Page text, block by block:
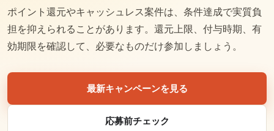
ポイント還元やキャッシュレス案件は、条件達成で実質負
担を抑えられることがあります。還元上限、付与時期、有
効期限を確認して、必要なものだけ参加しましょう。
最新キャンペーンを見る
応募前チェック